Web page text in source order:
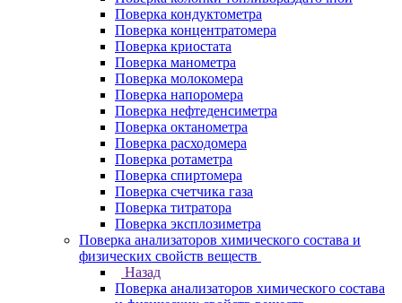
Поверка кондуктометра
Поверка концентратомера
Поверка криостата
Поверка манометра
Поверка молокомера
Поверка напоромера
Поверка нефтеденсиметра
Поверка октанометра
Поверка расходомера
Поверка ротаметра
Поверка спиртомера
Поверка счетчика газа
Поверка титратора
Поверка эксплозиметра
Поверка анализаторов химического состава и
физических свойств веществ
Назад
Поверка анализаторов химического состава